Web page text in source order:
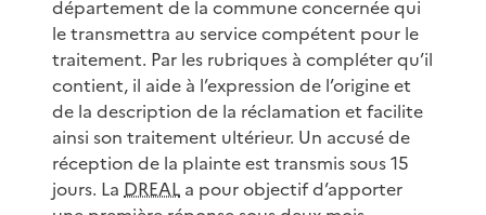
département de la commune concernée qui
le transmettra au service compétent pour le
traitement. Par les rubriques à compléter qu’il
contient, il aide à l’expression de l’origine et
de la description de la réclamation et facilite
ainsi son traitement ultérieur. Un accusé de
réception de la plainte est transmis sous 15
jours. La DREAL a pour objectif d’apporter